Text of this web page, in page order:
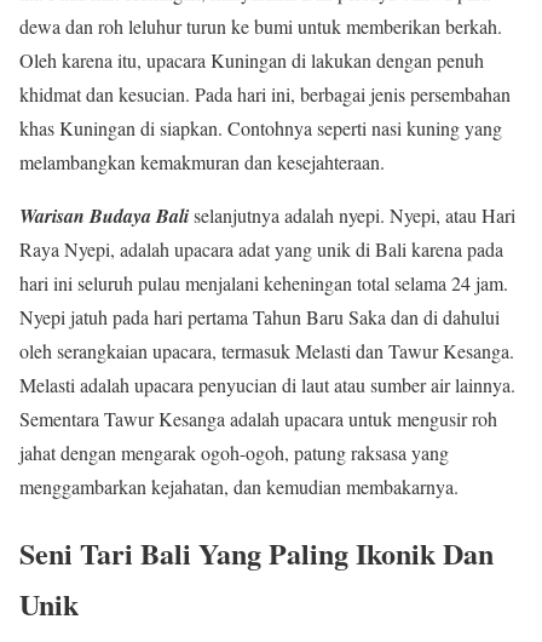
dewa dan roh leluhur turun ke bumi untuk memberikan berkah.
Oleh karena itu, upacara Kuningan di lakukan dengan penuh
khidmat dan kesucian. Pada hari ini, berbagai jenis persembahan
khas Kuningan di siapkan. Contohnya seperti nasi kuning yang
melambangkan kemakmuran dan kesejahteraan.
Warisan Budaya Baliselanjutnya adalah nyepi. Nyepi, atau Hari
Raya Nyepi, adalah upacara adat yang unik di Bali karena pada
hari ini seluruh pulau menjalani keheningan total selama 24 jam.
Nyepi jatuh pada hari pertama Tahun Baru Saka dan di dahului
oleh serangkaian upacara, termasuk Melasti dan Tawur Kesanga.
Melasti adalah upacara penyucian di laut atau sumber air lainnya.
Sementara Tawur Kesanga adalah upacara untuk mengusir roh
jahat dengan mengarak ogoh-ogoh, patung raksasa yang
menggambarkan kejahatan, dan kemudian membakarnya.
Seni Tari Bali Yang Paling Ikonik Dan
Unik